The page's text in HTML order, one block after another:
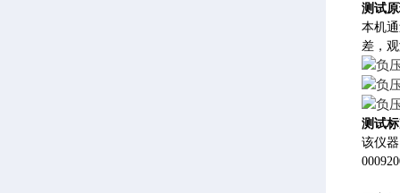
测试
本机
差，
测试
该仪